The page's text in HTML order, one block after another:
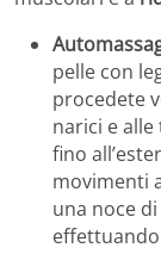
pelle con
procedete
narici e
fino
movimenti
una noce
effettuando